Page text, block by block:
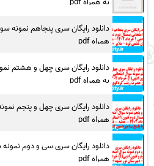
دانلود رایگان سری پنجاهم نمونه
همراه pdf
دانلود رایگان سری چهل و هشتم
به همراه pdf
دانلود رایگان سری چهل و پنجم
همراه pdf
دانلود رایگان سری سی و دوم
همراه pdf